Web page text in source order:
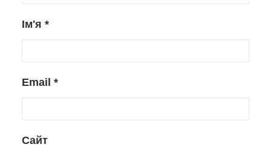
Ім'я *
Email *
Сайт